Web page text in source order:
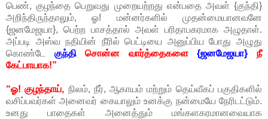
பெண், குழந்தை பெறுவது முறையற்றது என்பதை அவள் {குந்தி}
அறிந்திருந்தாலும், ஓ! மன்னர்களில் முதன்மையானவனே
{ஜனமேஜயா}, பெற்ற பாசத்தால் அவள் பரிதாபகரமாக அழுதாள்.
அப்படி அஸ்வ நதியின் நீரில் பெட்டியை அனுப்பிய போது அழுது
கொண்டே
குந்திசொன்ன வார்த்தைகளை{ஜனமேஜயா} நீ
கேட்பாயாக!”
“ஓ! குழந்தாய், நிலம், நீர், ஆகாயம் மற்றும் தெய்வீகப் பகுதிகளில்
வசிப்பவர்கள் அனைவர் கையாலும் உனக்கு நன்மையே நேரிடட்டும்.
உனது பாதைகள் அனைத்தும் மங்களகரமானவையாக